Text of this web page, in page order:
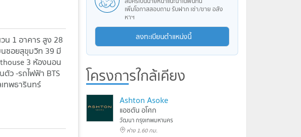
น 1 อาคาร สูง 28
ซอยสุขุมวิท 39 มี
3 ห้องนอน
ว -รถไฟฟ้า BTS
ทพธารินทร์
เพิ่มโอกาสสอบถาม รับฝาก เช่า/ขาย อสัง
หาฯ
ลงทะเบียนตำแหน่งนี้
โครงการใกล้เคียง
Ashton Asoke
แอชตัน อโศก
วัฒนา กรุงเทพมหานคร
ห่าง 1.60 กม.